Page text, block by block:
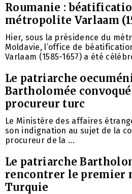
Roumanie :
métropolite Varlaam
Hier, sous la présidence du
Moldavie, l’office de
Varlaam (1585-1657) a été
Le patriarche
Bartholomée
procureur turc
Le Ministère des affaires
son indignation au sujet de la
procureur de la ...
Le patriarche
rencontrer le premier
Turquie